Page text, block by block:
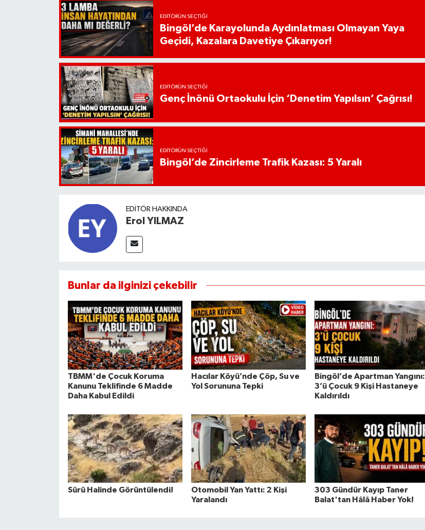
EDITÖRÜN SEÇTIĞI
Bingöl’de Karayolunda Aydınlatması Olmayan Yaya
Geçidi, Kazalara Davetiye Çıkarıyor!
EDITÖRÜN SEÇTIĞI
Genç İnönü Ortaokulu İçin ‘Denetim Yapılsın’ Çağrısı!
EDITÖRÜN SEÇTIĞI
Bingöl’de Zincirleme Trafik Kazası: 5 Yaralı
EDITÖR HAKKINDA
Erol YILMAZ
Bunlar da ilginizi çekebilir
TBMM'de Çocuk Koruma
Kanunu Teklifinde 6 Madde
Daha Kabul Edildi
Hacılar Köyü’nde Çöp, Su ve
Yol Sorununa Tepki
Bingöl’de Apartman Yangını:
3’ü Çocuk 9 Kişi Hastaneye
Kaldırıldı
Sürü Halinde Görüntülendi!
Otomobil Yan Yattı: 2 Kişi
Yaralandı
303 Gündür Kayıp Taner
Balat'tan Hâlâ Haber Yok!